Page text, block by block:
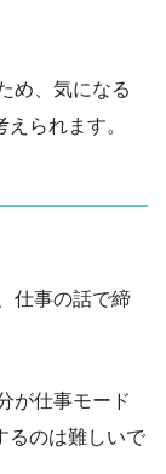
め、気になる
られます。
仕事の話で締
が仕事モード
るのは難しいで